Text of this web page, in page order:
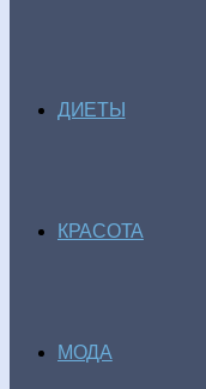
ДИЕТЫ
КРАСОТА
МОДА